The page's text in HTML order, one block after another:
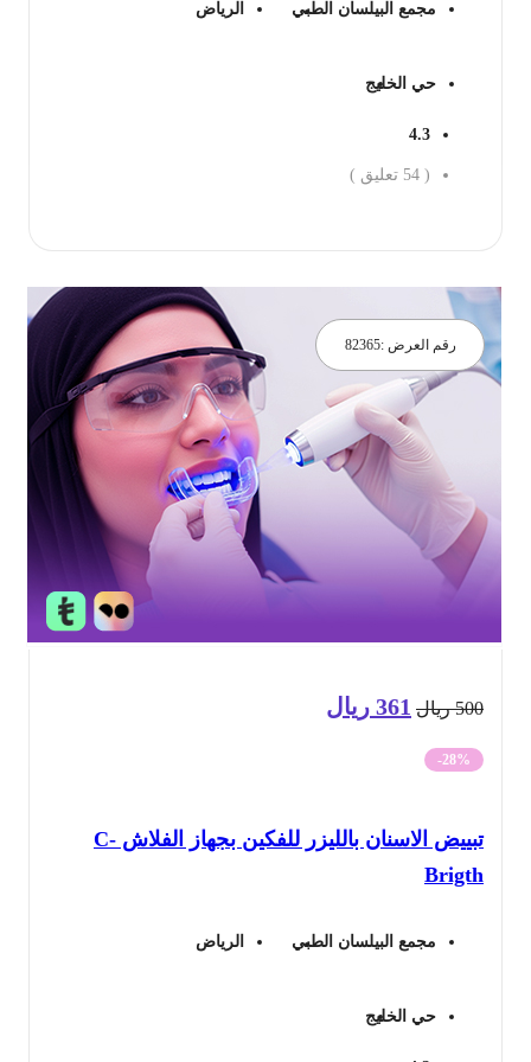
مجمع البيلسان الطبي الرياض
حي الخليج
تعليق )
رقم العرض :82365
ريالالسعر
الأصلي
500 ريال.
361 ريالالسعر
361 ريال.
تبييض الاسنان بالليزر للفكين بجهاز الفلاش C-
مجمع البيلسان الطبي الرياض
حي الخليج